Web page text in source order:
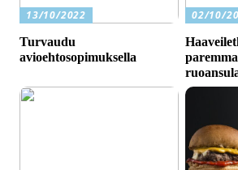
13/10/2022
Turvaudu
avioehtosopimuksella
02/10/